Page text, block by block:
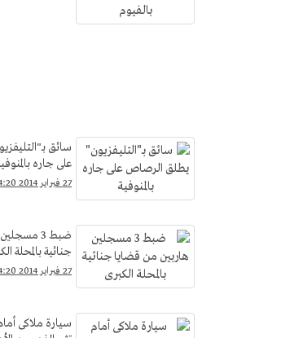
سائق
على جاره
27 فبراير 2014 4:20 م
ضبط 3
جنائية بالمحلة
27 فبراير 2014 4:20 م
سيارة ملاكى